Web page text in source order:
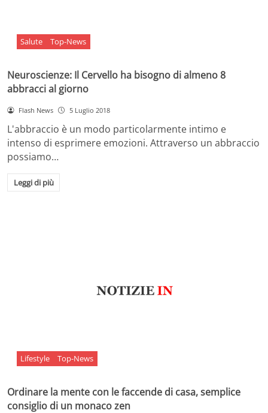
Salute Top-News
Neuroscienze: Il Cervello ha bisogno di almeno 8
abbracci al giorno
Flash News 5 Luglio 2018
L'abbraccio è un modo particolarmente intimo e
intenso di esprimere emozioni. Attraverso un abbraccio
possiamo…
Leggi di più
Lifestyle Top-News
Ordinare la mente con le faccende di casa, semplice
consiglio di un monaco zen